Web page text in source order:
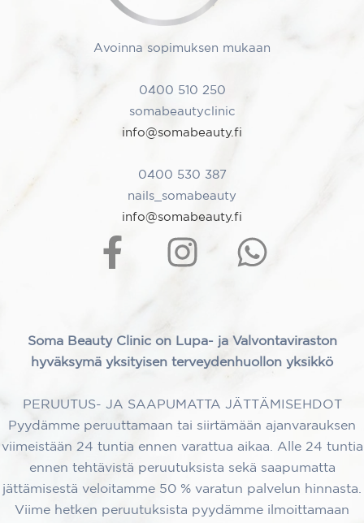
Avoinna sopimuksen mukaan
0400 510 250
somabeautyclinic
info@somabeauty.fi
0400 530 387
nails_somabeauty
info@somabeauty.fi
Soma Beauty Clinic on Lupa- ja Valvontaviraston
hyväksymä yksityisen terveydenhuollon yksikkö
PERUUTUS- JA SAAPUMATTA JÄTTÄMISEHDOT
Pyydämme peruuttamaan tai siirtämään ajanvarauksen
viimeistään 24 tuntia ennen varattua aikaa. Alle 24 tuntia
ennen tehtävistä peruutuksista sekä saapumatta
jättämisestä veloitamme 50 % varatun palvelun hinnasta.
Viime hetken peruutuksista pyydämme ilmoittamaan